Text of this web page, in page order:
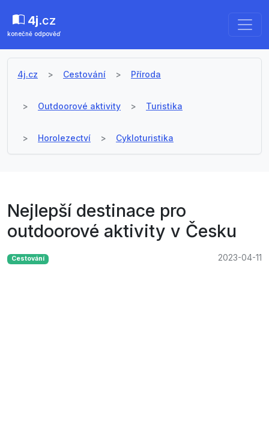
4j.cz
konečně odpověď
4j.cz Cestování Příroda
Outdoorové aktivity Turistika
Horolezectví Cykloturistika
Nejlepší destinace pro
outdoorové aktivity v Česku
Cestování 2023-04-11